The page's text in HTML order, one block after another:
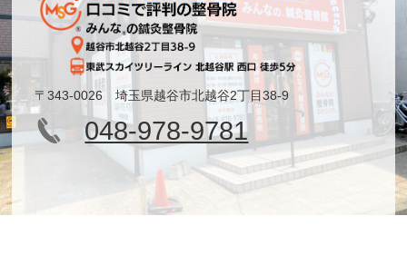
〒343-0026 埼玉県越谷市北越谷2丁目38-9
048-978-9781